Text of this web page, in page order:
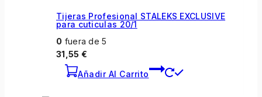
Tijeras Profesional STALEKS EXCLUSIVE
para cuticulas 20/1
0 fuera de 5
31,55 €
Añadir Al Carrito